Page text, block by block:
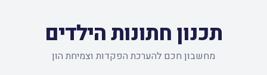
תכנון חתונות הילדים
מחשבון חכם להערכת הפקדות וצמיחת הון